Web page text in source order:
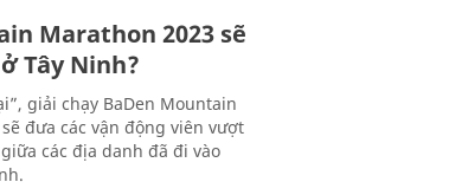
Marathon 2023 sẽ
Tây Ninh?
giải chạy BaDen Mountain
đưa các vận động viên vượt
các địa danh đã đi vào